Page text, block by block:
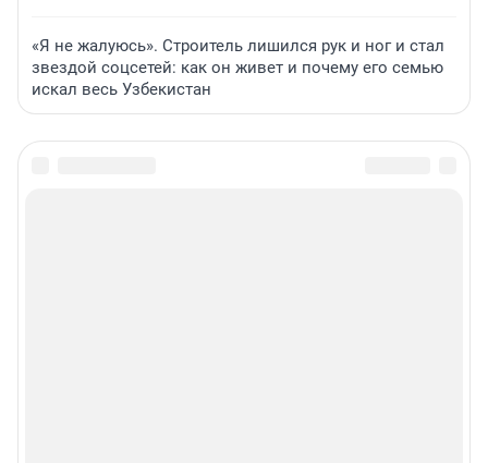
«Я не жалуюсь». Строитель лишился рук и ног и стал
звездой соцсетей: как он живет и почему его семью
искал весь Узбекистан